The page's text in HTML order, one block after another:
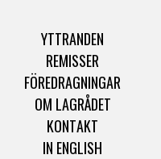
YTTRANDEN
REMISSER
FÖREDRAGNINGAR
OM LAGRÅDET
KONTAKT
IN ENGLISH